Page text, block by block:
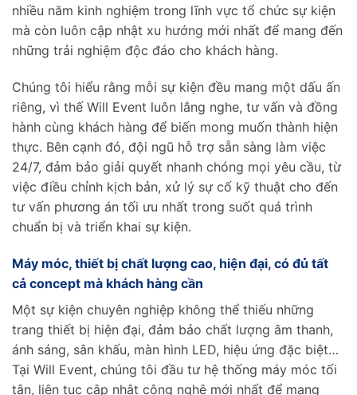
nhiều năm kinh nghiệm trong lĩnh vực tổ chức sự kiện
mà còn luôn cập nhật xu hướng mới nhất để mang đến
những trải nghiệm độc đáo cho khách hàng.
Chúng tôi hiểu rằng mỗi sự kiện đều mang một dấu ấn
riêng, vì thế Will Event luôn lắng nghe, tư vấn và đồng
hành cùng khách hàng để biến mong muốn thành hiện
thực. Bên cạnh đó, đội ngũ hỗ trợ sẵn sàng làm việc
24/7, đảm bảo giải quyết nhanh chóng mọi yêu cầu, từ
việc điều chỉnh kịch bản, xử lý sự cố kỹ thuật cho đến
tư vấn phương án tối ưu nhất trong suốt quá trình
chuẩn bị và triển khai sự kiện.
Máy móc, thiết bị chất lượng cao, hiện đại, có đủ tất
cả concept mà khách hàng cần
Một sự kiện chuyên nghiệp không thể thiếu những
trang thiết bị hiện đại, đảm bảo chất lượng âm thanh,
ánh sáng, sân khấu, màn hình LED, hiệu ứng đặc biệt…
Tại Will Event, chúng tôi đầu tư hệ thống máy móc tối
tân, liên tục cập nhật công nghệ mới nhất để mang